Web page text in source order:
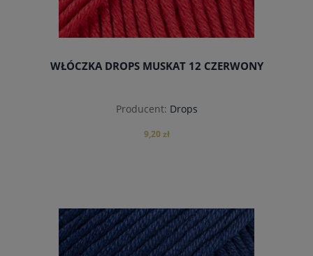
WŁÓCZKA DROPS MUSKAT 12 CZERWONY
Producent: Drops
9,20 zł
powiadom o dostępności